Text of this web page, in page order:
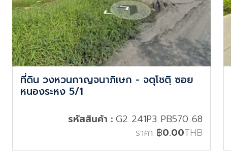
ที่ดิน วงหวนกาญจนาภิเษก - จตุโชตฺิ ซอย
หนองระหง 5/1
รหัสสินค้า : G2 241P3 PB570 68
ราคา ฿0.00THB